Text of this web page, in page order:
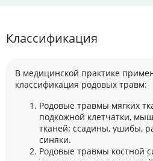
Классификация
В медицинской практике
классификация родовых травм:
Родовые травмы мягких
подкожной клетчатки,
тканей: ссадины, ушибы,
синяки.
Родовые травмы костной